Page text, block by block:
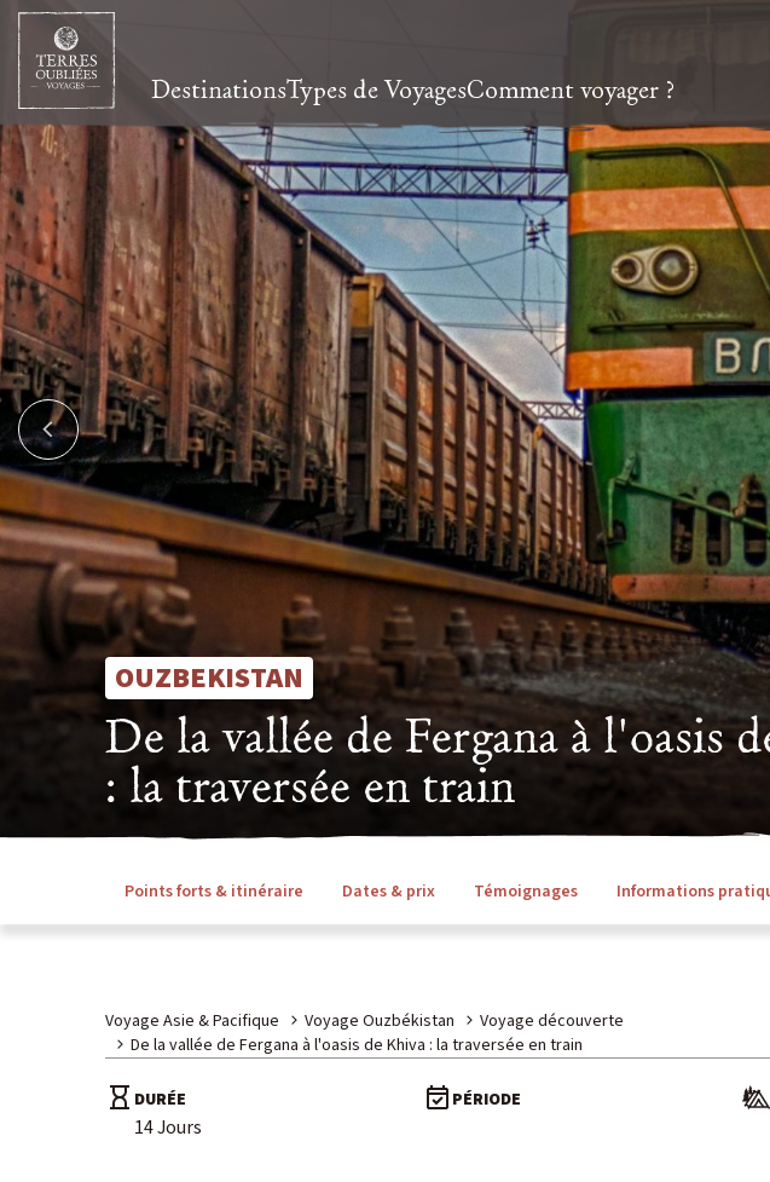
DestinationsTypes de VoyagesComment voyager ?
OUZBEKISTAN
De la vallée de Fergana à l'oasis
: la traversée en train
Points forts & itinéraire Dates & prix Témoignages Informations
Voyage Asie & Pacifique Voyage Ouzbékistan
Voyage découverte
De la vallée de Fergana à l'oasis de Khiva : la traversée en train
DURÉE
14 Jours
PÉRIODE